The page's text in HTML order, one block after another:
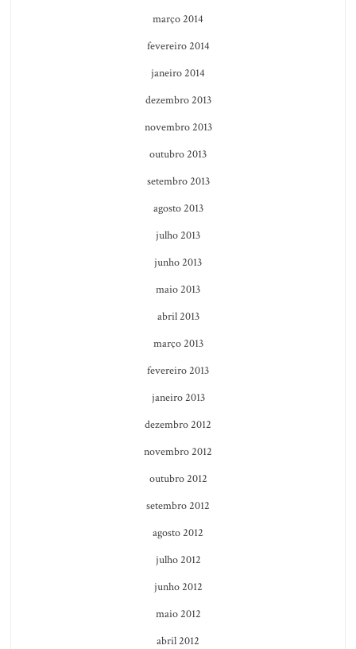
março 2014
fevereiro 2014
janeiro 2014
dezembro 2013
novembro 2013
outubro 2013
setembro 2013
agosto 2013
julho 2013
junho 2013
maio 2013
abril 2013
março 2013
fevereiro 2013
janeiro 2013
dezembro 2012
novembro 2012
outubro 2012
setembro 2012
agosto 2012
julho 2012
junho 2012
maio 2012
abril 2012